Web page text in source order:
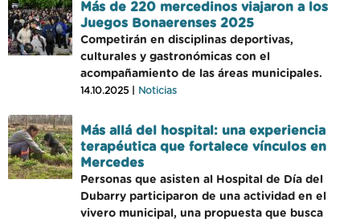
Más de 220 mercedinos viajaron a los
Juegos Bonaerenses 2025
Competirán en disciplinas deportivas,
culturales y gastronómicas con el
acompañamiento de las áreas municipales.
14.10.2025 | Noticias
Más allá del hospital: una experiencia
terapéutica que fortalece vínculos en
Mercedes
Personas que asisten al Hospital de Día del
Dubarry participaron de una actividad en el
vivero municipal, una propuesta que busca